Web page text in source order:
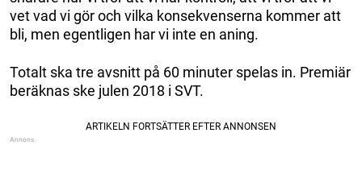
vet vad vi gör och vilka konsekvenserna kommer att
bli, men egentligen har vi inte en aning.
Totalt ska tre avsnitt på 60 minuter spelas in. Premiär
beräknas ske julen 2018 i SVT.